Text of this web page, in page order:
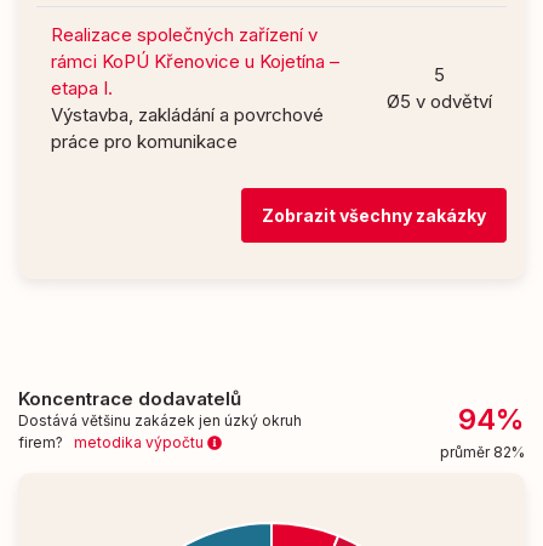
Realizace společných zařízení v
rámci KoPÚ Křenovice u Kojetína –
etapa I.
Výstavba, zakládání a povrchové
práce pro komunikace
5
Ø5 v odvětví
Zobrazit všechny zakázky
Koncentrace dodavatelů
Dostává většinu zakázek jen úzký okruh
firem? metodika výpočtu
94%
průměr 82%